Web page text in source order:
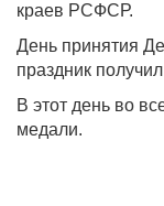
краев РСФСР.
День принятия
праздник
В этот день во
медали.